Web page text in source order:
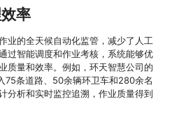
率
业的全天候自动化监管，减少了人工
过智能调度和作业考核，系统能够优
质量和效率。例如，环天智慧公司的
75条道路、50余辆环卫车和280余名
分析和实时监控追溯，作业质量得到